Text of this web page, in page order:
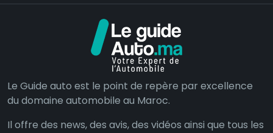
Le Guide auto est le point de repère par excellence
du domaine automobile au Maroc.
Il offre des news, des avis, des vidéos ainsi que tous les